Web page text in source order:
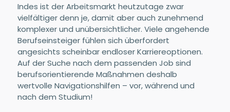
Indes ist der Arbeitsmarkt heutzutage zwar
vielfältiger denn je, damit aber auch zunehmend
komplexer und unübersichtlicher. Viele angehende
Berufseinsteiger fühlen sich überfordert
angesichts scheinbar endloser Karriereoptionen.
Auf der Suche nach dem passenden Job sind
berufsorientierende Maßnahmen deshalb
wertvolle Navigationshilfen – vor, während und
nach dem Studium!